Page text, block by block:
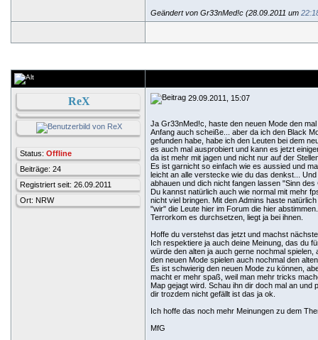
Geändert von Gr33nMed!c (28.09.2011 um
ReX
Status: Offline
Beiträge: 24
Registriert seit: 26.09.2011
Ort: NRW
29.09.2011, 15:07
Ja Gr33nMed!c, haste den neuen Mode den
Anfang auch scheiße... aber da ich den Black
gefunden habe, habe ich den Leuten bei dem
es auch mal ausprobiert und kann es jetzt
da ist mehr mit jagen und nicht nur auf der
Es ist garnicht so einfach wie es aussied und
leicht an alle verstecke wie du das denkst...
abhauen und dich nicht fangen lassen "Sinn
Du kannst natürlich auch wie normal mit mehr
nicht viel bringen. Mit den Admins haste
"wir" die Leute hier im Forum die hier
Terrorkom es durchsetzen, liegt ja bei ihnen.
Hoffe du verstehst das jetzt und machst
Ich respektiere ja auch deine Meinung, das du
würde den alten ja auch gerne nochmal spielen,
den neuen Mode spielen auch nochmal den
Es ist schwierig den neuen Mode zu können,
macht er mehr spaß, weil man mehr tricks
Map gejagt wird. Schau ihn dir doch mal an und
dir trozdem nicht gefällt ist das ja ok.
Ich hoffe das noch mehr Meinungen zu dem
MfG